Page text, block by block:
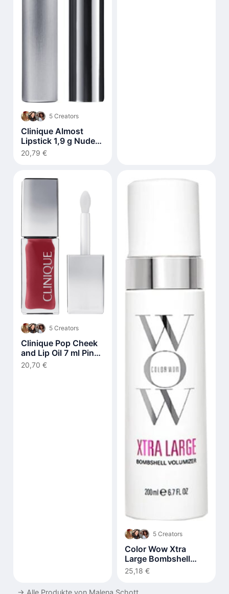
5 Creators
Clinique Almost
Lipstick 1,9 g Nude
Honey
20,79 €
5 Creators
Clinique Pop Cheek
and Lip Oil 7 ml Pink
Honey
20,70 €
5 Creators
Color Wow Xtra
Large Bombshell
Volumizer 200 ml
25,18 €
→ Alle Produkte von Malena Schott